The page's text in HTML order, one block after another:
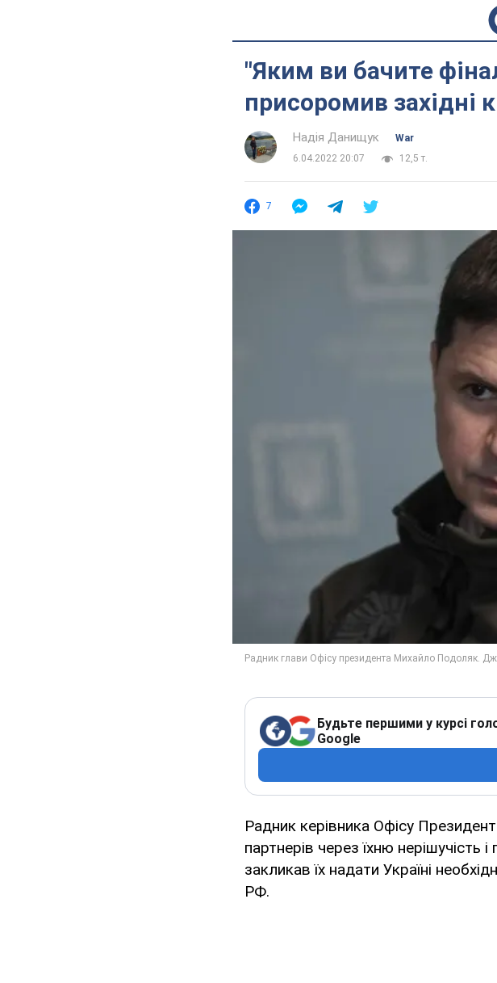
"Яким ви бачите
присоромив західні
Надія Данищук
War
6.04.2022 20:07
12,5 т.
7
Будьте першими у курсі
Google
Радник керівника Офісу
партнерів через їхню нерішучість і
закликав їх надати Україні
РФ.